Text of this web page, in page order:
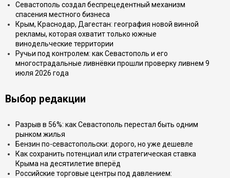
Севастополь создал беспрецедентный механизм
спасения местного бизнеса
Крым, Краснодар, Дагестан: география новой винной
рекламы, которая охватит только южные
винодельческие территории
Ручьи под контролем: как Севастополь и его
многострадальные ливнёвки прошли проверку ливнем 9
июля 2026 года
Выбор редакции
Разрыв в 56%: как Севастополь перестал быть одним
рынком жилья
Бензин по-севастопольски: дорого, но уже дешевле
Как сохранить потенциал или стратегическая ставка
Крыма на десятилетие вперёд
Российские торговые центры под давлением: